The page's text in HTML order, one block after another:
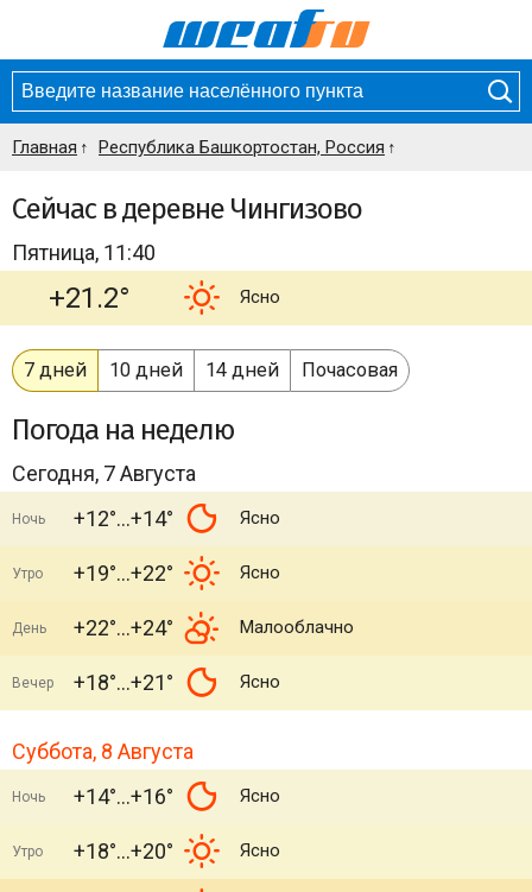
Главная Республика Башкортостан, Россия
Сейчас в деревне Чингизово
Пятница, 11:40
+21.2° Ясно
7 дней 10 дней 14 дней Почасовая
Погода на неделю
Сегодня, 7 Августа
Ночь +12° +14° Ясно
Утро +19° +22° Ясно
День +22° +24° Малооблачно
Вечер +18° +21° Ясно
Суббота, 8 Августа
Ночь +14° +16° Ясно
Утро +18° +20° Ясно